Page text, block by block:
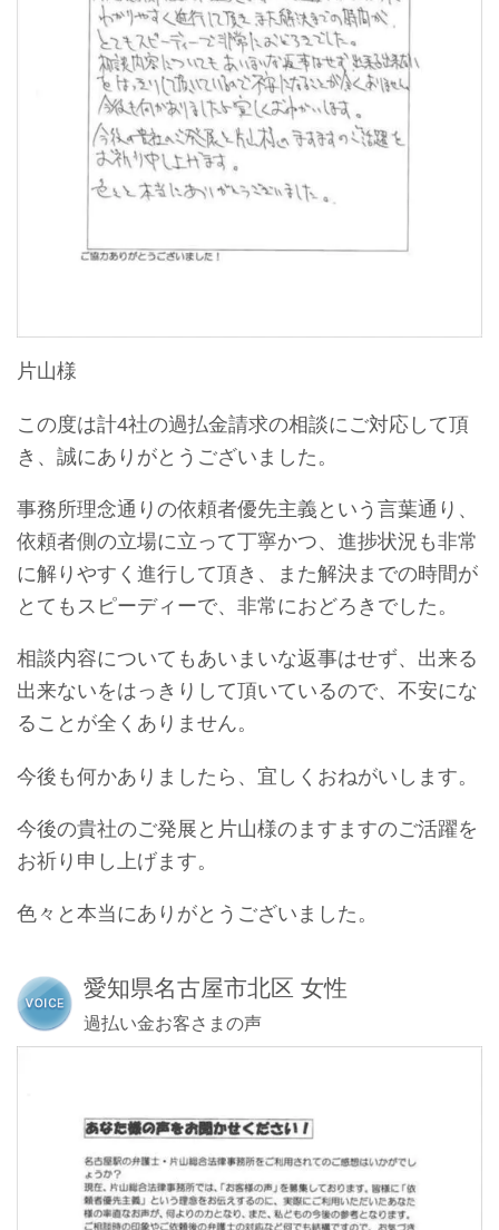
片山様
この度は計4社の過払金請求の相談にご対応して頂
き、誠にありがとうございました。
事務所理念通りの依頼者優先主義という言葉通り、
依頼者側の立場に立って丁寧かつ、進捗状況も非常
に解りやすく進行して頂き、また解決までの時間が
とてもスピーディーで、非常におどろきでした。
相談内容についてもあいまいな返事はせず、出来る
出来ないをはっきりして頂いているので、不安にな
ることが全くありません。
今後も何かありましたら、宜しくおねがいします。
今後の貴社のご発展と片山様のますますのご活躍を
お祈り申し上げます。
色々と本当にありがとうございました。
愛知県名古屋市北区 女性
過払い金お客さまの声